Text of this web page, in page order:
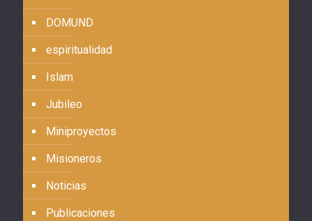
DOMUND
espiritualidad
Islam
Jubileo
Miniproyectos
Misioneros
Noticias
Publicaciones